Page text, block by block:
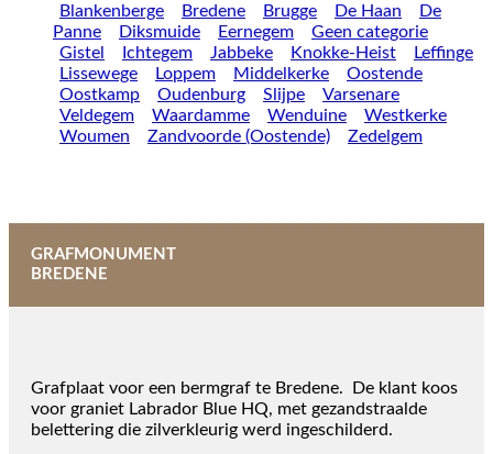
Blankenberge
Bredene Brugge De Haan
De
Panne
Diksmuide Eernegem
Geen categorie
Gistel
Ichtegem Jabbeke Knokke-Heist
Leffinge
Lissewege
Loppem Middelkerke
Oostende
Oostkamp
Oudenburg Slijpe
Varsenare
Veldegem
Waardamme Wenduine
Westkerke
Woumen
Zandvoorde (Oostende) Zedelgem
GRAFMONUMENT
BREDENE
Grafplaat voor een bermgraf te Bredene. De klant koos
voor graniet Labrador Blue HQ, met gezandstraalde
belettering die zilverkleurig werd ingeschilderd.